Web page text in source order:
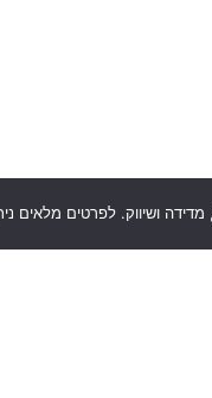
ושיווק. לפרטים מלאים